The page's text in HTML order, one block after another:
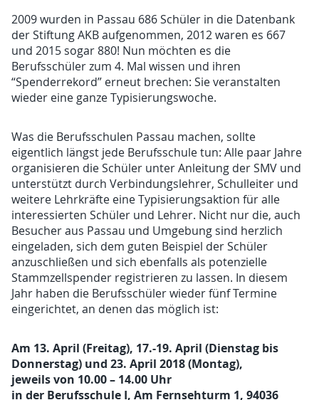
2009 wurden in Passau 686 Schüler in die Datenbank
der Stiftung AKB aufgenommen, 2012 waren es 667
und 2015 sogar 880! Nun möchten es die
Berufsschüler zum 4. Mal wissen und ihren
“Spenderrekord” erneut brechen: Sie veranstalten
wieder eine ganze Typisierungswoche.
Was die Berufsschulen Passau machen, sollte
eigentlich längst jede Berufsschule tun: Alle paar Jahre
organisieren die Schüler unter Anleitung der SMV und
unterstützt durch Verbindungslehrer, Schulleiter und
weitere Lehrkräfte eine Typisierungsaktion für alle
interessierten Schüler und Lehrer. Nicht nur die, auch
Besucher aus Passau und Umgebung sind herzlich
eingeladen, sich dem guten Beispiel der Schüler
anzuschließen und sich ebenfalls als potenzielle
Stammzellspender registrieren zu lassen. In diesem
Jahr haben die Berufsschüler wieder fünf Termine
eingerichtet, an denen das möglich ist:
Am 13. April (Freitag), 17.-19. April (Dienstag bis
Donnerstag) und 23. April 2018 (Montag),
jeweils von 10.00 – 14.00 Uhr
in der Berufsschule I, Am Fernsehturm 1, 94036